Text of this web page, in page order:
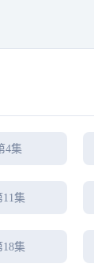
4集
11集
18集